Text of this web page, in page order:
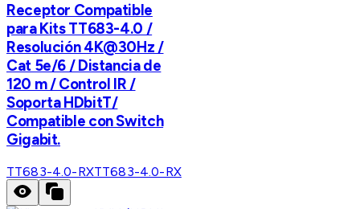
Receptor Compatible
para Kits TT683-4.0 /
Resolución 4K@30Hz /
Cat 5e/6 / Distancia de
120 m / Control IR /
Soporta HDbitT/
Compatible con Switch
Gigabit.
TT683-4.0-RXTT683-4.0-RX